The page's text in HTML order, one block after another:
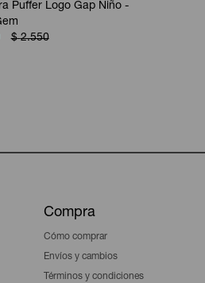
Puffer Logo Gap Niño -
$ 2.550
Compra
Cómo comprar
Envíos y cambios
Términos y condiciones